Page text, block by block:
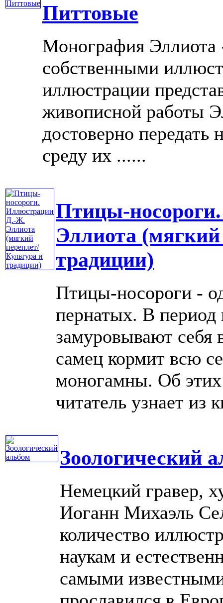
Питтовые
Монография Эллиота
собственными
иллюстрации
живописной работы
достоверно передать
среду их ......
Птицы-
Эллиота
традиции)
Птицы-носороги -
пернатых. В период
замуровывают себя
самец кормит всю
моногамны. Об этих
читатель узнает из
Зоологический
Немецкий гравер,
Иоганн Михаэль
количество
наукам и
самыми